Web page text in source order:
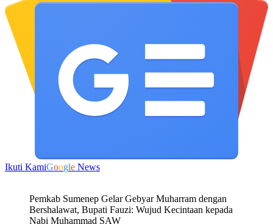
Ikuti KamiGoogle News
Pemkab Sumenep Gelar Gebyar Muharram dengan
Bershalawat, Bupati Fauzi: Wujud Kecintaan kepada
Nabi Muhammad SAW